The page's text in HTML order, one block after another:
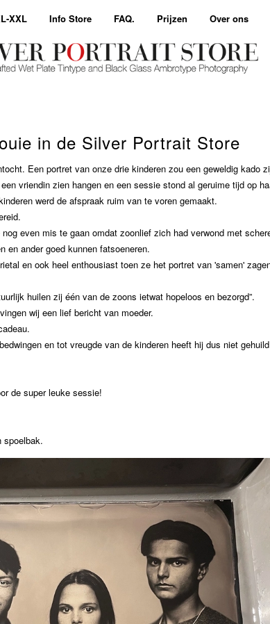
XXL Info Store FAQ. Prijzen Over ons
in de Silver Portrait Store
Een portret van onze drie kinderen zou een geweldig kado
vriendin zien hangen en een sessie stond al geruime tijd op
werd de afspraak ruim van te voren gemaakt.
even mis te gaan omdat zoonlief zich had verwond met
en ander goed kunnen fatsoeneren.
en ook heel enthousiast toen ze het portret van 'samen'
huilen zij één van de zoons ietwat hopeloos en bezorgd”.
wij een lief bericht van moeder.
en tot vreugde van de kinderen heeft hij dus niet
de super leuke sessie!
spoelbak.